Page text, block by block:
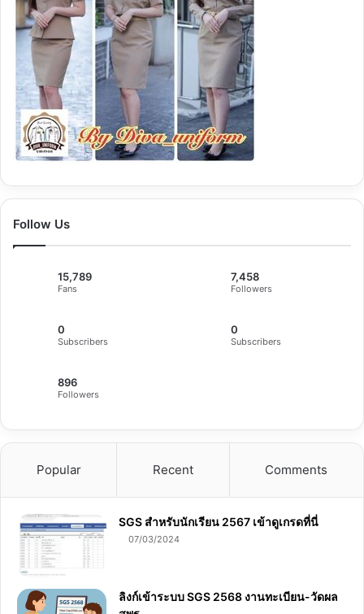
Follow Us
15,789
Fans
7,458
Followers
0
Subscribers
0
Subscribers
896
Followers
Popular Recent Comments
SGS สําหรับนักเรียน 2567 เข้าดูเกรดที่นี่
07/03/2024
ลิงก์เข้าระบบ SGS 2568 งานทะเบียน-วัดผล